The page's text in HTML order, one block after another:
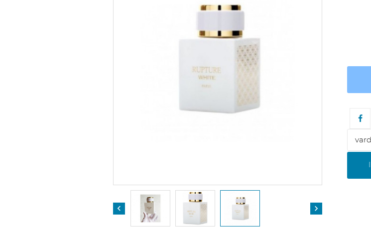
 